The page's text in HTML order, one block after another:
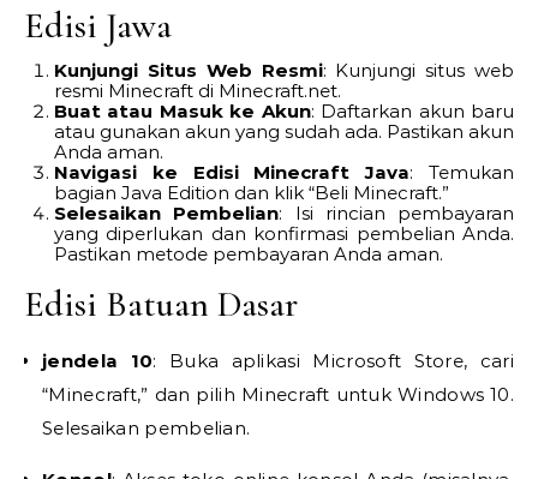
Edisi Jawa
Kunjungi Situs Web Resmi: Kunjungi situs web
resmi Minecraft di Minecraft.net.
Buat atau Masuk ke Akun: Daftarkan akun baru
atau gunakan akun yang sudah ada. Pastikan akun
Anda aman.
Navigasi ke Edisi Minecraft Java: Temukan
bagian Java Edition dan klik “Beli Minecraft.”
Selesaikan Pembelian: Isi rincian pembayaran
yang diperlukan dan konfirmasi pembelian Anda.
Pastikan metode pembayaran Anda aman.
Edisi Batuan Dasar
jendela 10: Buka aplikasi Microsoft Store, cari
“Minecraft,” dan pilih Minecraft untuk Windows 10.
Selesaikan pembelian.